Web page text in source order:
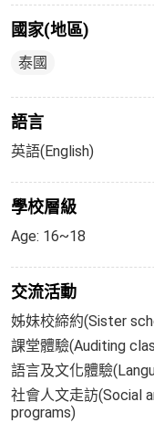
國家(地區)
泰國
語言
英語(English)
學校層級
Age: 16~18
交流活動
姊妹校締約(Sister
課堂體驗(Auditing
語言及文化體驗
社會人文走訪(Social
programs)